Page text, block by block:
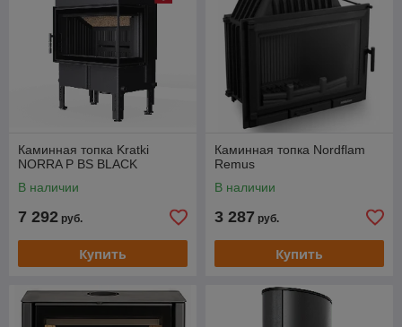
Каминная топка Kratki
NORRA P BS BLACK
В наличии
7 292 руб.
Купить
Каминная топка Nordflam
Remus
В наличии
3 287 руб.
Купить